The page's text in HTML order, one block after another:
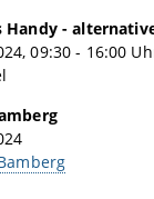
Handy -
09:30 - 16:00